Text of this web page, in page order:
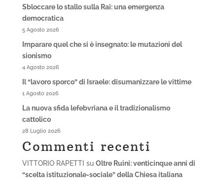
Sbloccare lo stallo sulla Rai: una emergenza
democratica
5 Agosto 2026
Imparare quel che si è insegnato: le mutazioni del
sionismo
4 Agosto 2026
Il “lavoro sporco” di Israele: disumanizzare le vittime
1 Agosto 2026
La nuova sfida lefebvriana e il tradizionalismo
cattolico
28 Luglio 2026
Commenti recenti
VITTORIO RAPETTI su Oltre Ruini: venticinque anni di
“scelta istituzionale-sociale” della Chiesa italiana